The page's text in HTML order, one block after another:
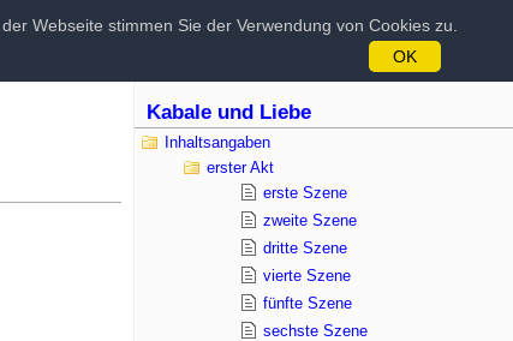
Kabale und Liebe
Inhaltsangaben
erster Akt
erste Szene
zweite Szene
dritte Szene
vierte Szene
fünfte Szene
sechste Szene
Webseite stimmen Sie der Verwendung von Cookies zu.
OK